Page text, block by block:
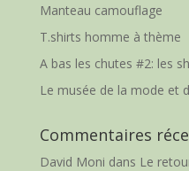
Manteau camouflage
T.shirts homme à thème
A bas les chutes #2: les
Le musée de la mode et
Commentaires
David Moni dans Le